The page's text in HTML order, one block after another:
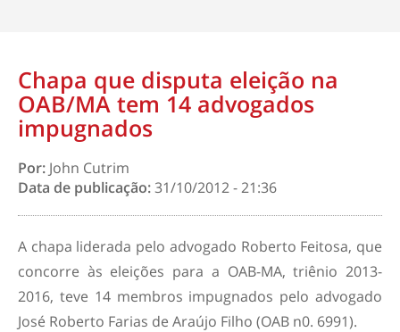
Chapa que disputa eleição na
OAB/MA tem 14 advogados
impugnados
Por: John Cutrim
Data de publicação:31/10/2012 - 21:36
A chapa liderada pelo advogado Roberto Feitosa, que
concorre às eleições para a OAB-MA, triênio 2013-
2016, teve 14 membros impugnados pelo advogado
José Roberto Farias de Araújo Filho (OAB n0. 6991).